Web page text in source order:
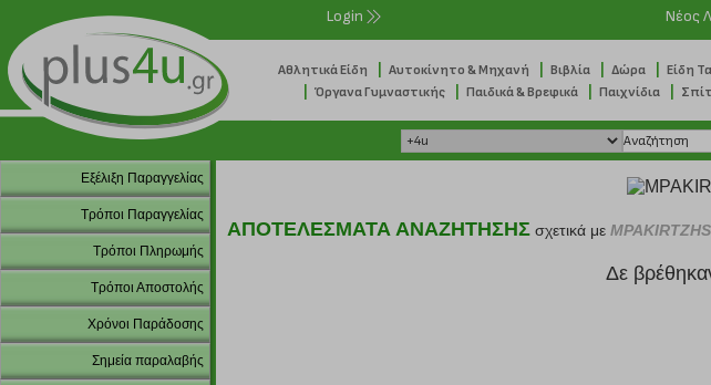
Login Νέος
Αθλητικά Είδη Αυτοκίνητο & Μηχανή Βιβλία Δώρα Είδη
Όργανα Γυμναστικής Παιδικά & Βρεφικά Παιχνίδια
Εξέλιξη Παραγγελίας
Τρόποι Παραγγελίας
Τρόποι Πληρωμής
Τρόποι Αποστολής
Χρόνοι Παράδοσης
Σημεία παραλαβής
ΑΠΟΤΕΛΕΣΜΑΤΑ ΑΝΑΖΗΤΗΣΗΣ σχετικά με
Δε